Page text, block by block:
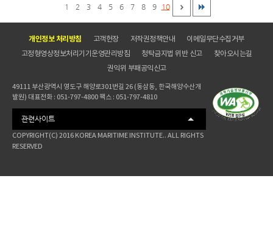
1 2 3 4 5 6 7 8 9 10
개인정보 처리방침 고객헌장 저작권정책안내
이메일무단수집거부
고정형영상정보처리기기운영관리방침
청탁금지법 위반 신고
찾아오시는길
권익위 부패공익신고
49111 부산광역시 영도구 해양로301번길 26 (동삼동, 한국해양수산개
발원) 대표전화 : 051-797-4800 팩스 : 051-797-4810
관련사이트
COPYRIGHT(C) 2016 KOREA MARITIME INSTITUTE.. ALL RIGHTS
RESERVED